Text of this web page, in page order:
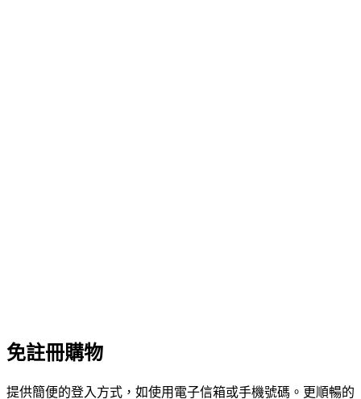
免註冊購物
提供簡便的登入方式，如使用電子信箱或手機號碼。更順暢的